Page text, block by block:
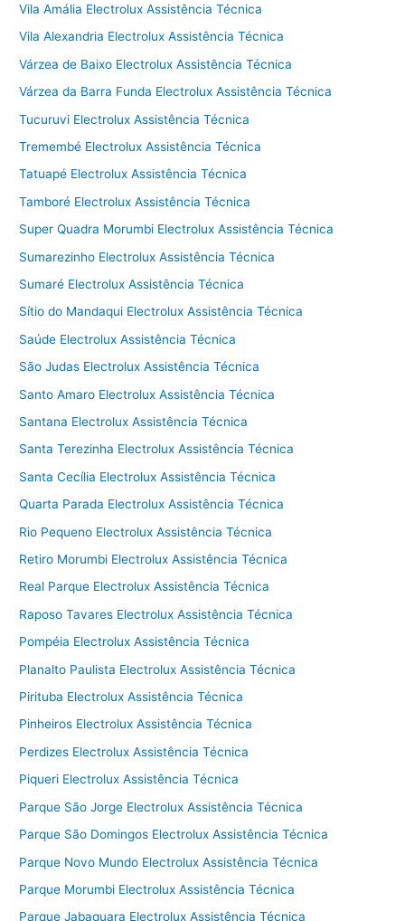
Vila Amália Electrolux Assistência Técnica
Vila Alexandria Electrolux Assistência Técnica
Várzea de Baixo Electrolux Assistência Técnica
Várzea da Barra Funda Electrolux Assistência Técnica
Tucuruvi Electrolux Assistência Técnica
Tremembé Electrolux Assistência Técnica
Tatuapé Electrolux Assistência Técnica
Tamboré Electrolux Assistência Técnica
Super Quadra Morumbi Electrolux Assistência Técnica
Sumarezinho Electrolux Assistência Técnica
Sumaré Electrolux Assistência Técnica
Sítio do Mandaqui Electrolux Assistência Técnica
Saúde Electrolux Assistência Técnica
São Judas Electrolux Assistência Técnica
Santo Amaro Electrolux Assistência Técnica
Santana Electrolux Assistência Técnica
Santa Terezinha Electrolux Assistência Técnica
Santa Cecília Electrolux Assistência Técnica
Quarta Parada Electrolux Assistência Técnica
Rio Pequeno Electrolux Assistência Técnica
Retiro Morumbi Electrolux Assistência Técnica
Real Parque Electrolux Assistência Técnica
Raposo Tavares Electrolux Assistência Técnica
Pompéia Electrolux Assistência Técnica
Planalto Paulista Electrolux Assistência Técnica
Pirituba Electrolux Assistência Técnica
Pinheiros Electrolux Assistência Técnica
Perdizes Electrolux Assistência Técnica
Piqueri Electrolux Assistência Técnica
Parque São Jorge Electrolux Assistência Técnica
Parque São Domingos Electrolux Assistência Técnica
Parque Novo Mundo Electrolux Assistência Técnica
Parque Morumbi Electrolux Assistência Técnica
Parque Jabaquara Electrolux Assistência Técnica